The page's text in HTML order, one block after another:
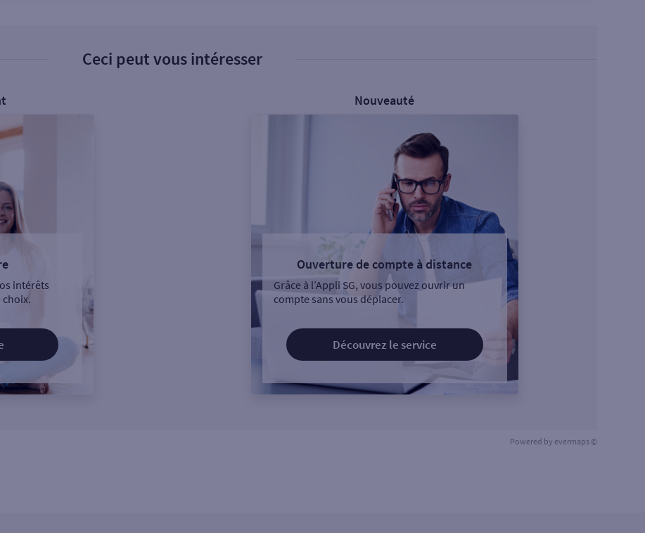
Ceci peut vous intéresser
intérêts
choix.
Nouveauté
Ouverture de compte à distance
Grâce à l’Appli SG, vous pouvez ouvrir un
compte sans vous déplacer.
Découvrez le service
Powered by evermaps ©